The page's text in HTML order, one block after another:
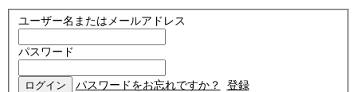
ユーザー名またはメールアドレス
パスワード
パスワードをお忘れですか？ 登録